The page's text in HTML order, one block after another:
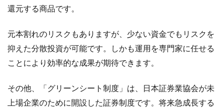
還元する商品です。
元本割れのリスクもありますが、少ない資金でもリスクを
抑えた分散投資が可能です。しかも運用を専門家に任せる
ことにより効率的な成果が期待できます。
その他、「グリーンシート制度」は、日本証券業協会が未
上場企業のために開設した証券制度です。将来急成長する